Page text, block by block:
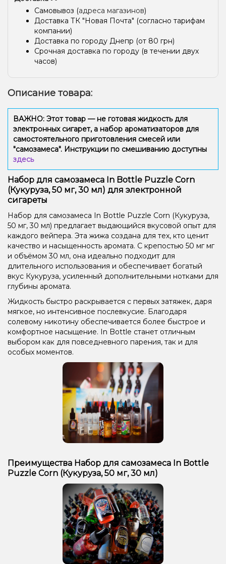
Самовывоз (адреса магазинов)
Доставка ТК "Новая Почта" (согласно тарифам
компании)
Доставка по городу Днепр (от 80 грн)
Срочная доставка по городу (в течении двух
часов)
Описание товара:
ВАЖНО: Этот товар — не готовая жидкость для
электронных сигарет, а набор ароматизаторов для
самостоятельного приготовления смесей или
"самозамеса". Инструкции по смешиванию доступны
здесь
Набор для самозамеса In Bottle Puzzle Corn
(Кукуруза, 50 мг, 30 мл) для электронной
сигареты
Набор для самозамеса In Bottle Puzzle Corn (Кукуруза,
50 мг, 30 мл) предлагает выдающийся вкусовой опыт для
каждого вейпера. Эта жижа создана для тех, кто ценит
качество и насыщенность аромата. С крепостью 50 мг мг
и объёмом 30 мл, она идеально подходит для
длительного использования и обеспечивает богатый
вкус Кукуруза, усиленный дополнительными нотками для
глубины аромата.
Жидкость быстро раскрывается с первых затяжек, даря
мягкое, но интенсивное послевкусие. Благодаря
солевому никотину обеспечивается более быстрое и
комфортное насыщение. In Bottle станет отличным
выбором как для повседневного парения, так и для
особых моментов.
Преимущества Набор для самозамеса In Bottle
Puzzle Corn (Кукуруза, 50 мг, 30 мл)